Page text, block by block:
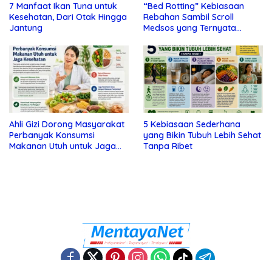
7 Manfaat Ikan Tuna untuk
Kesehatan, Dari Otak Hingga
Jantung
“Bed Rotting” Kebiasaan
Rebahan Sambil Scroll
Medsos yang Ternyata
Ahli Gizi Dorong Masyarakat
Perbanyak Konsumsi
Makanan Utuh untuk Jaga
5 Kebiasaan Sederhana
yang Bikin Tubuh Lebih Sehat
Tanpa Ribet